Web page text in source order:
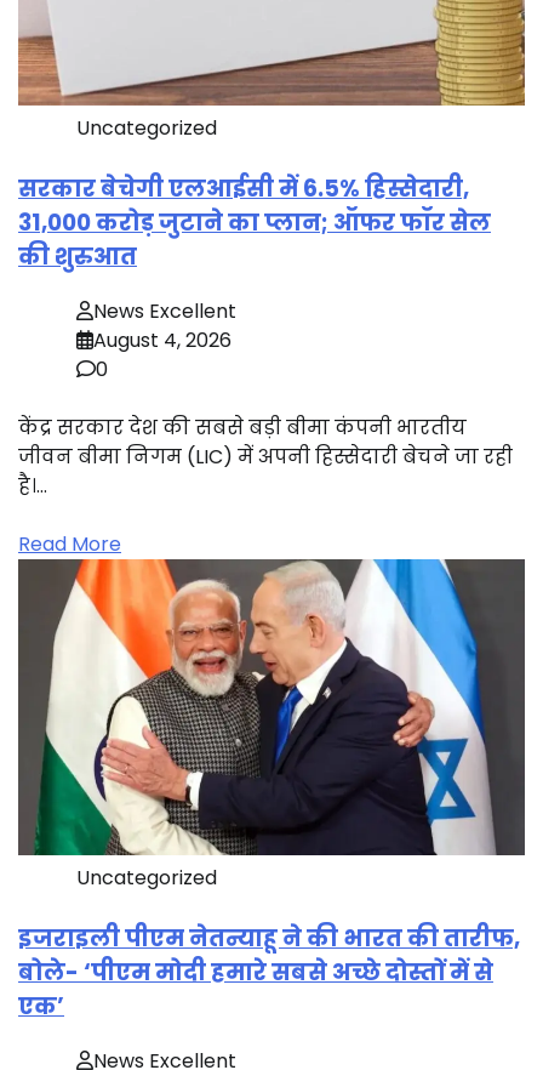
Uncategorized
सरकार बेचेगी एलआईसी में 6.5% हिस्सेदारी,
31,000 करोड़ जुटाने का प्लान; ऑफर फॉर सेल
की शुरुआत
News Excellent
August 4, 2026
0
केंद्र सरकार देश की सबसे बड़ी बीमा कंपनी भारतीय
जीवन बीमा निगम (LIC) में अपनी हिस्सेदारी बेचने जा रही
है।…
Read More
Uncategorized
इजराइली पीएम नेतन्याहू ने की भारत की तारीफ,
बोले- ‘पीएम मोदी हमारे सबसे अच्छे दोस्तों में से
एक’
News Excellent